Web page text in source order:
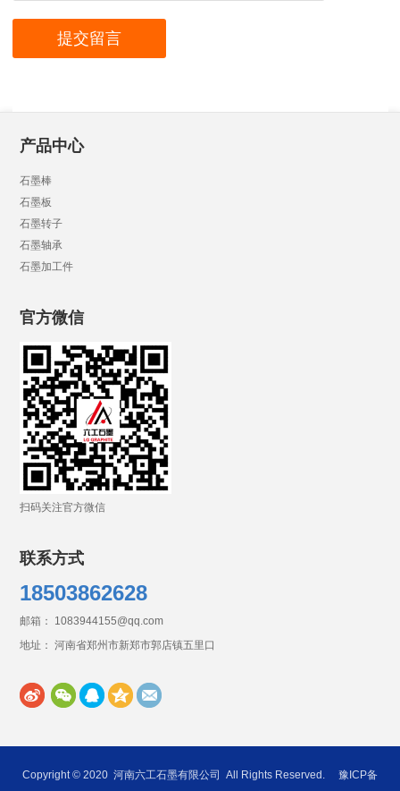
产品中心
石墨棒
石墨板
石墨转子
石墨轴承
石墨加工件
官方微信
扫码关注官方微信
联系方式
18503862628
邮箱： 1083944155@qq.com
地址： 河南省郑州市新郑市郭店镇五里口
Copyright © 2020 河南六工石墨有限公司 All Rights Reserved.
豫ICP备